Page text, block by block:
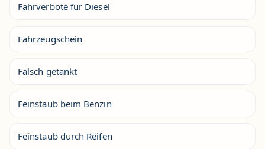
Fahrverbote für Diesel
Fahrzeugschein
Falsch getankt
Feinstaub beim Benzin
Feinstaub durch Reifen